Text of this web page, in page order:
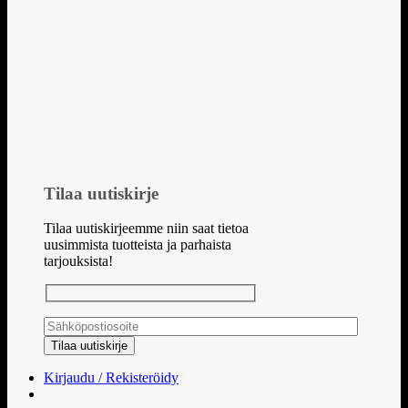
Tilaa uutiskirje
Tilaa uutiskirjeemme niin saat tietoa
uusimmista tuotteista ja parhaista
tarjouksista!
Kirjaudu / Rekisteröidy